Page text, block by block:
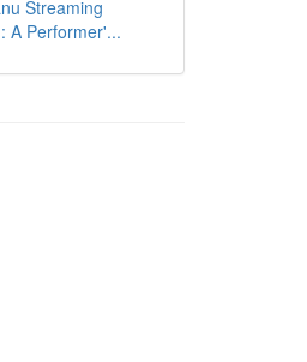
Streaming
A Performer'...